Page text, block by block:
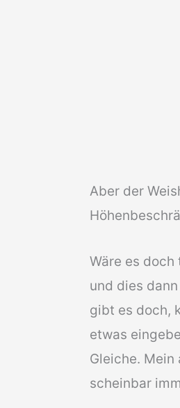
Aber der
Wäre es doch
und dies
gibt es doch,
etwas
Gleiche. Mein
scheinbar